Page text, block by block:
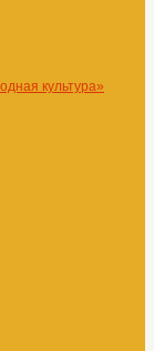
культура»